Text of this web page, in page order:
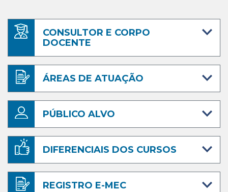
CONSULTOR E CORPO
DOCENTE
ÁREAS DE ATUAÇÃO
PÚBLICO ALVO
DIFERENCIAIS DOS CURSOS
REGISTRO E-MEC